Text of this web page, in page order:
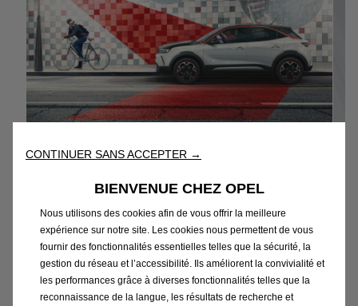
Puissance pure
Le design révolutionnaire du nouveau
Mokka ouvre la voie à l'avenir d'Opel.
Chaque ligne parle de confiance, faisant
une déclaration incontestablement
audacieuse. C'est un véhicule qui se
CONTINUER SANS ACCEPTER →
BIENVENUE CHEZ OPEL
Nous utilisons des cookies afin de vous offrir la meilleure
expérience sur notre site. Les cookies nous permettent de vous
fournir des fonctionnalités essentielles telles que la sécurité, la
gestion du réseau et l’accessibilité. Ils améliorent la convivialité et
les performances grâce à diverses fonctionnalités telles que la
reconnaissance de la langue, les résultats de recherche et